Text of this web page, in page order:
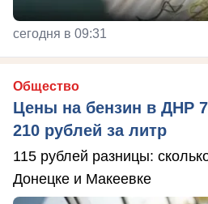
сегодня в 09:31
Общество
Цены на бензин в ДНР
210 рублей за литр
115 рублей разницы:
Донецке и Макеевке